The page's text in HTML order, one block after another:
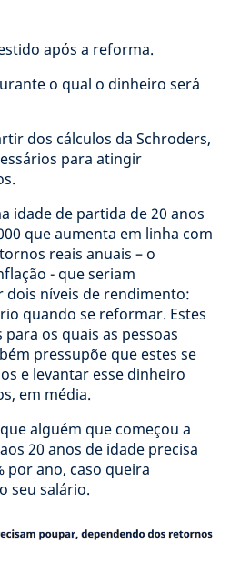
após a reforma.
o qual o dinheiro será
dos cálculos da Schroders,
para atingir
idade de partida de 20 anos
que aumenta em linha com
reais anuais – o
- que seriam
dois níveis de rendimento:
quando se reformar. Estes
os quais as pessoas
pressupõe que estes se
e levantar esse dinheiro
em média.
alguém que começou a
20 anos de idade precisa
por ano, caso queira
seu salário.